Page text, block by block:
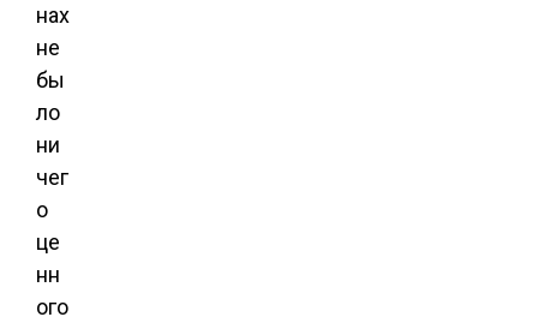
нах
не
бы
ло
ни
чег
о
це
нн
ого